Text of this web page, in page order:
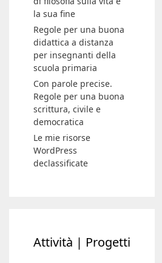
la sua fine
Regole per una buona
didattica a distanza
per insegnanti della
scuola primaria
Con parole precise.
Regole per una buona
scrittura, civile e
democratica
Le mie risorse
WordPress
declassificate
Attività | Progetti